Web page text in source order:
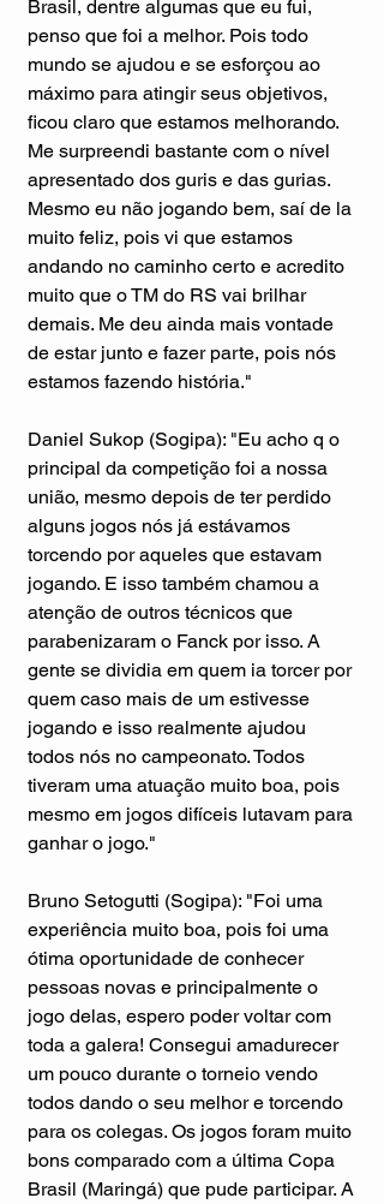
Brasil, dentre algumas que eu fui,
penso que foi a melhor. Pois todo
mundo se ajudou e se esforçou ao
máximo para atingir seus objetivos,
ficou claro que estamos melhorando.
Me surpreendi bastante com o nível
apresentado dos guris e das gurias.
Mesmo eu não jogando bem, saí de la
muito feliz, pois vi que estamos
andando no caminho certo e acredito
muito que o TM do RS vai brilhar
demais. Me deu ainda mais vontade
de estar junto e fazer parte, pois nós
estamos fazendo história."
Daniel Sukop (Sogipa): "Eu acho q o
principal da competição foi a nossa
união, mesmo depois de ter perdido
alguns jogos nós já estávamos
torcendo por aqueles que estavam
jogando. E isso também chamou a
atenção de outros técnicos que
parabenizaram o Fanck por isso. A
gente se dividia em quem ia torcer por
quem caso mais de um estivesse
jogando e isso realmente ajudou
todos nós no campeonato. Todos
tiveram uma atuação muito boa, pois
mesmo em jogos difíceis lutavam para
ganhar o jogo."
Bruno Setogutti (Sogipa): "Foi uma
experiência muito boa, pois foi uma
ótima oportunidade de conhecer
pessoas novas e principalmente o
jogo delas, espero poder voltar com
toda a galera! Consegui amadurecer
um pouco durante o torneio vendo
todos dando o seu melhor e torcendo
para os colegas. Os jogos foram muito
bons comparado com a última Copa
Brasil (Maringá) que pude participar. A